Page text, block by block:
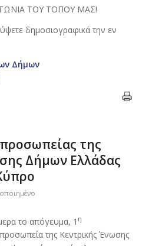
ΤΟΥ ΤΟΠΟΥ ΜΑΣ!
δημοσιογραφικά την εν
Δήμων
της
Δήμων Ελλάδας
το απόγευμα, 1 η
της Κεντρικής Ένωσης